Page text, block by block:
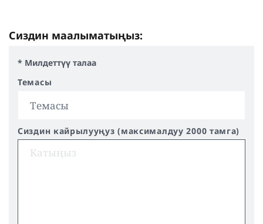
Сиздин маалыматыңыз:
* Милдеттүү талаа
Темасы
Сиздин кайрылууңуз (максималдуу 2000 тамга)